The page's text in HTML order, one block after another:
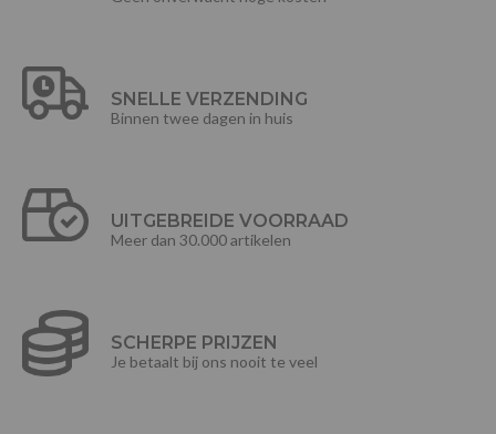
SNELLE VERZENDING
Binnen twee dagen in huis
UITGEBREIDE VOORRAAD
Meer dan 30.000 artikelen
SCHERPE PRIJZEN
Je betaalt bij ons nooit te veel